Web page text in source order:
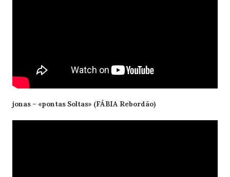
jonas – «pontas Soltas» (FÁBIA Rebordão)